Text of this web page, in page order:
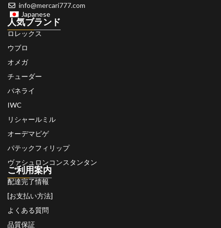
info@mercari777.com
Japanese
人気ブランド
ロレックス
ウブロ
オメガ
チューダー
パネライ
IWC
リシャールミル
オーデマピゲ
パテックフィリップ
ヴァシュロンコンスタンタン
ご利用案内
配達完了情報
[お支払い方法]
よくある質問
品質保証